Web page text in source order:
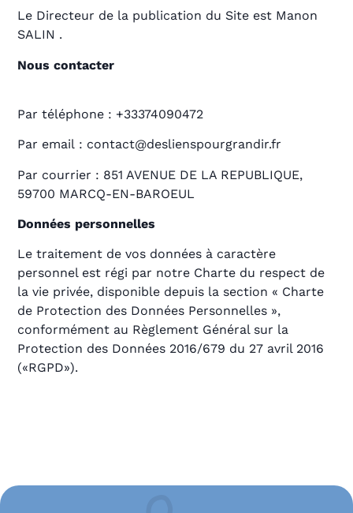
Le Directeur de la publication du Site est Manon
SALIN .
Nous contacter
Par téléphone : +33374090472
Par email : contact@deslienspourgrandir.fr
Par courrier : 851 AVENUE DE LA REPUBLIQUE,
59700 MARCQ-EN-BAROEUL
Données personnelles
Le traitement de vos données à caractère
personnel est régi par notre Charte du respect de
la vie privée, disponible depuis la section « Charte
de Protection des Données Personnelles »,
conformément au Règlement Général sur la
Protection des Données 2016/679 du 27 avril 2016
(«RGPD»).